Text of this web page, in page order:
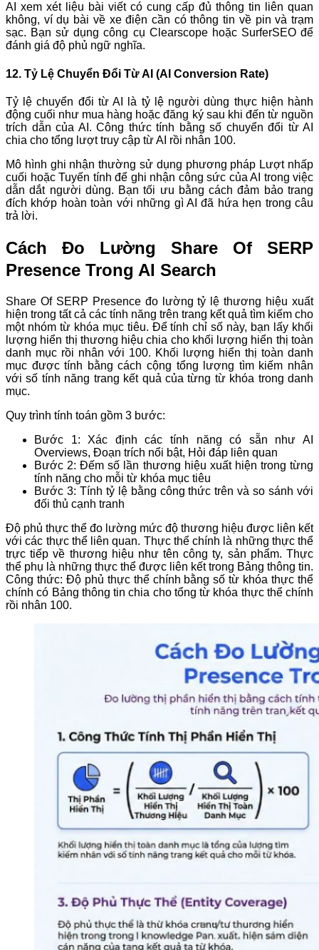
AI xem xét liệu bài viết có cung cấp đủ thông tin liên quan
không, ví dụ bài về xe điện cần có thông tin về pin và trạm
sạc. Bạn sử dụng công cụ Clearscope hoặc SurferSEO để
đánh giá độ phủ ngữ nghĩa.
12. Tỷ Lệ Chuyển Đổi Từ AI (AI Conversion Rate)
Tỷ lệ chuyển đổi từ AI là tỷ lệ người dùng thực hiện hành
động cuối như mua hàng hoặc đăng ký sau khi đến từ nguồn
trích dẫn của AI. Công thức tính bằng số chuyển đổi từ AI
chia cho tổng lượt truy cập từ AI rồi nhân 100.
Mô hình ghi nhận thường sử dụng phương pháp Lượt nhấp
cuối hoặc Tuyến tính để ghi nhận công sức của AI trong việc
dẫn dắt người dùng. Bạn tối ưu bằng cách đảm bảo trang
đích khớp hoàn toàn với những gì AI đã hứa hẹn trong câu
trả lời.
Cách Đo Lường Share Of SERP
Presence Trong AI Search
Share Of SERP Presence đo lường tỷ lệ thương hiệu xuất
hiện trong tất cả các tính năng trên trang kết quả tìm kiếm cho
một nhóm từ khóa mục tiêu. Để tính chỉ số này, bạn lấy khối
lượng hiển thị thương hiệu chia cho khối lượng hiển thị toàn
danh mục rồi nhân với 100. Khối lượng hiển thị toàn danh
mục được tính bằng cách cộng tổng lượng tìm kiếm nhân
với số tính năng trang kết quả của từng từ khóa trong danh
mục.
Quy trình tính toán gồm 3 bước:
Bước 1: Xác định các tính năng có sẵn như AI
Overviews, Đoạn trích nổi bật, Hỏi đáp liên quan
Bước 2: Đếm số lần thương hiệu xuất hiện trong từng
tính năng cho mỗi từ khóa mục tiêu
Bước 3: Tính tỷ lệ bằng công thức trên và so sánh với
đối thủ cạnh tranh
Độ phủ thực thể đo lường mức độ thương hiệu được liên kết
với các thực thể liên quan. Thực thể chính là những thực thể
trực tiếp về thương hiệu như tên công ty, sản phẩm. Thực
thể phụ là những thực thể được liên kết trong Bảng thông tin.
Công thức: Độ phủ thực thể chính bằng số từ khóa thực thể
chính có Bảng thông tin chia cho tổng từ khóa thực thể chính
rồi nhân 100.